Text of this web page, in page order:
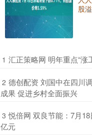
股
1 汇正策略网 明年重点“涨
2 德创配资 刘国中在四川
成果 促进乡村全面振兴
3 悦倍网 双良节能：7月
亿元